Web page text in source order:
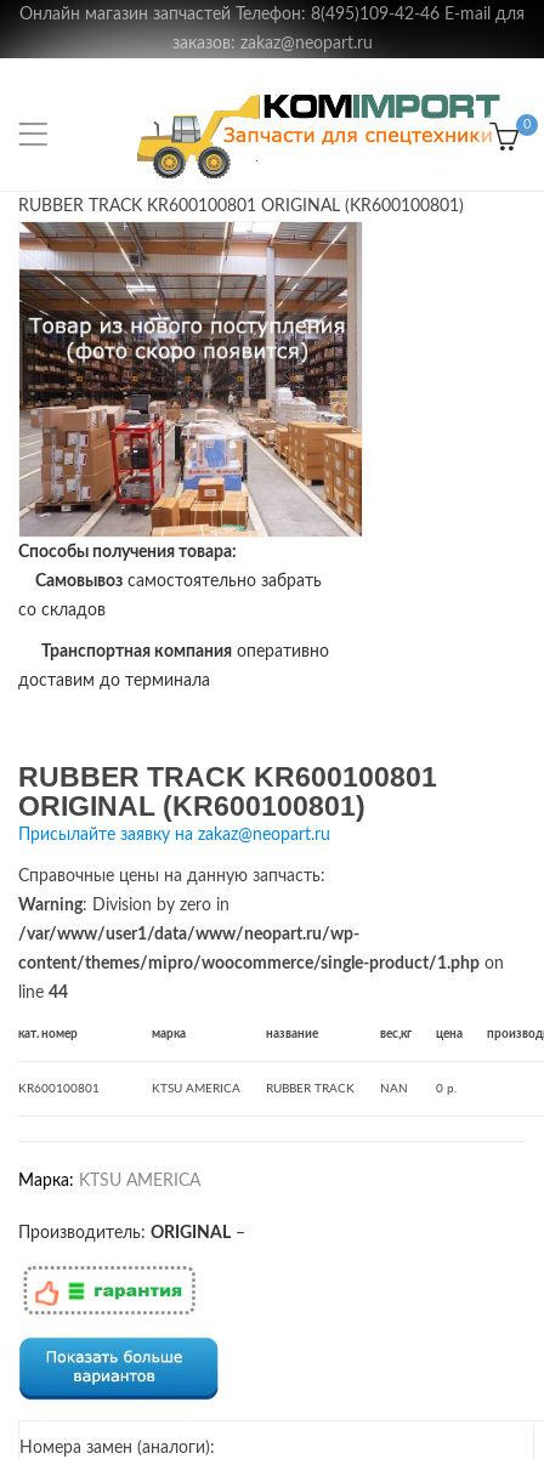
Онлайн магазин запчастей Телефон: 8(495)109-42-46 E-mail для
заказов: zakaz@neopart.ru
0
RUBBER TRACK KR600100801 ORIGINAL (KR600100801)
Способы получения товара:
Самовывоз самостоятельно забрать
со складов
Транспортная компания оперативно
доставим до терминала
RUBBER TRACK KR600100801
ORIGINAL (KR600100801)
Присылайте заявку на zakaz@neopart.ru
Справочные цены на данную запчасть:
Warning: Division by zero in
/var/www/user1/data/www/neopart.ru/wp-
content/themes/mipro/woocommerce/single-product/1.php on
line 44
кат. номер марка название вес,кг цена
KR600100801 KTSU AMERICA RUBBER TRACK NAN 0 р.
Марка: KTSU AMERICA
Производитель: ORIGINAL –
Номера замен (аналоги):